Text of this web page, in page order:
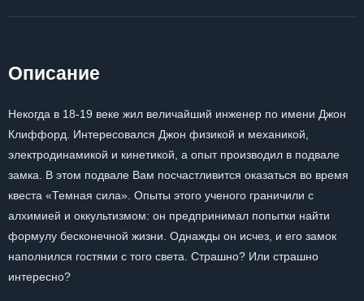
Описание
Некогда в 18-19 веке жил величайший инженер по имени Джон
Клиффорд. Интересовался Джон физикой и механикой,
электродинамикой и кинетикой, а опыт производил в подвале
замка. В этом подвале Вам посчастливится оказаться во время
квеста «Темная сила». Опыты этого ученого граничили с
алхимией и оккультизмом: он предпринимал попытки найти
формулу бесконечной жизни. Однажды он исчез, и его замок
наполнился гостями с того света. Страшно? Или страшно
интересно?